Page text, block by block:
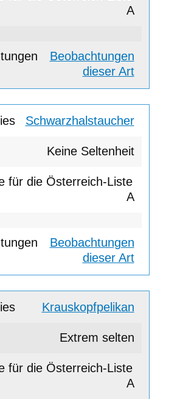
A
Beobachtungen
dieser Art
Schwarzhalstaucher
Keine Seltenheit
A
Beobachtungen
dieser Art
Krauskopfpelikan
Extrem selten
A